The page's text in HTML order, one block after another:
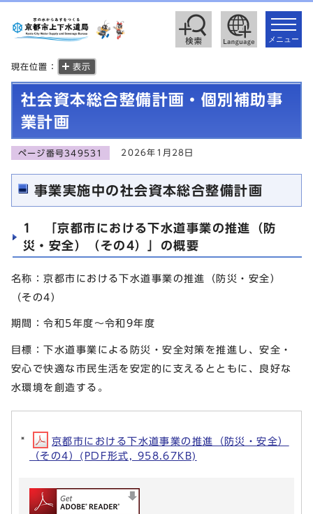
toggle
メニュー
現在位置： 表示
社会資本総合整備計画・個別補助事
業計画
ページ番号349531 2026年1月28日
事業実施中の社会資本総合整備計画
1 「京都市における下水道事業の推進（防
災・安全）（その4）」の概要
名称：京都市における下水道事業の推進（防災・安全）
（その4）
期間：令和5年度～令和9年度
目標：下水道事業による防災・安全対策を推進し、安全・
安心で快適な市民生活を安定的に支えるとともに、良好な
水環境を創造する。
京都市における下水道事業の推進（防災・安全）
（その4）(PDF形式, 958.67KB)